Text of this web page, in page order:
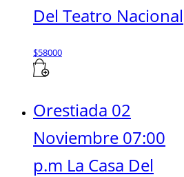
Del Teatro Nacional
$58000
Orestiada 02
Noviembre 07:00
p.m La Casa Del